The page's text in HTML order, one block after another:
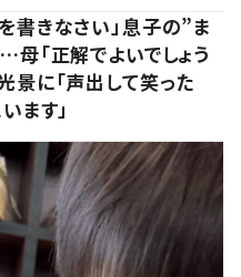
書きなさい」息子の”ま
「正解でよいでしょう
景に「声出して笑った
ます」